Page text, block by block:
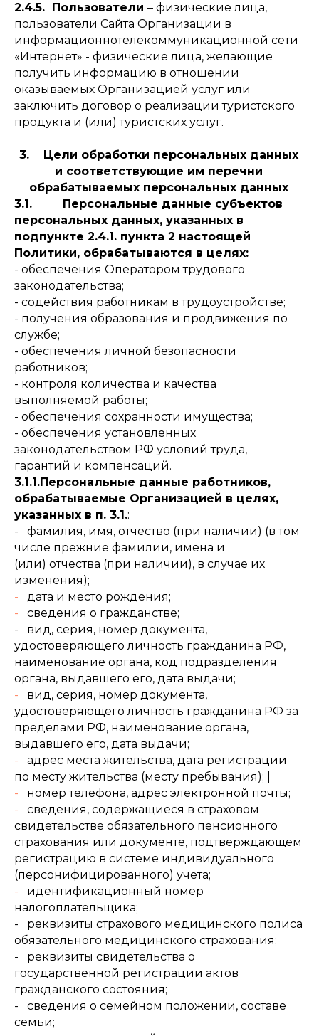
2.4.5. Пользователи – физические лица,
пользователи Сайта Организации в
информационно­телекоммуникационной сети
«Интернет» - физические лица, желающие
получить информацию в отношении
оказываемых Организацией услуг или
заключить договор о реализации туристского
продукта и (или) туристских услуг.
3. Цели обработки персональных данных
и соответствующие им перечни
обрабатываемых персональных данных
3.1.
Персональные данные субъектов
персональных данных, указанных в
подпункте 2.4.1. пункта 2 настоящей
Политики, обрабатываются в целях:
- обеспечения Оператором трудового
законодательства;
- содействия работникам в трудоустройстве;
- получения образования и продвижения по
службе;
- обеспечения личной безопасности
работников;
- контроля количества и качества
выполняемой работы;
- обеспечения сохранности имущества;
- обеспечения установленных
законодательством РФ условий труда,
гарантий и компенсаций.
3.1.1.Персональные данные работников,
обрабатываемые Организацией в целях,
указанных в п. 3.1.:
- фамилия, имя, отчество (при наличии) (в том
числе прежние фамилии, имена и
(или) отчества (при наличии), в случае их
изменения);
- дата и место рождения;
- сведения о гражданстве;
- вид, серия, номер документа,
удостоверяющего личность гражданина РФ,
наименование органа, код подразделения
органа, выдавшего его, дата выдачи;
- вид, серия, номер документа,
удостоверяющего личность гражданина РФ за
пределами РФ, наименование органа,
выдавшего его, дата выдачи;
- адрес места жительства, дата регистрации
по месту жительства (месту пребывания); |
- номер телефона, адрес электронной почты;
- сведения, содержащиеся в страховом
свидетельстве обязательного пенсионного
страхования или документе, подтверждающем
регистрацию в системе индивидуального
(персонифицированного) учета;
- идентификационный номер
налогоплательщика;
- реквизиты страхового медицинского полиса
обязательного медицинского страхования;
- реквизиты свидетельства о
государственной регистрации актов
гражданского состояния;
- сведения о семейном положении, составе
семьи;